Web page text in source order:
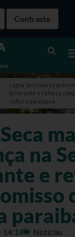
Contraste
Lagoa Seca marca
Itinerante e reforça
cultura paraibana
na
e
14:14 Notícias